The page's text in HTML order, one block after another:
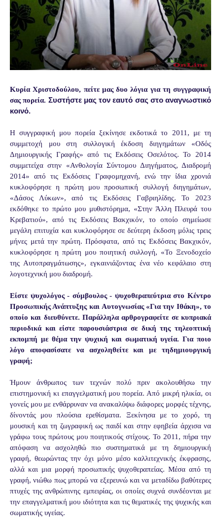
Κυρία Χριστοδούλου, πείτε μας δυο λόγια για τη συγγραφική
σας πορεία. Συστήστε μας τον εαυτό σας στο αναγνωστικό
κοινό.
Η συγγραφική μου πορεία ξεκίνησε εκδοτικά το 2011, με τη
συμμετοχή μου στη συλλογική έκδοση διηγημάτων «Οδός
Δημιουργικής Γραφής» από τις Εκδόσεις Οσελότος. Το 2014
συμμετείχα στην «Ανθολογία Σύντομου Διηγήματος, Διαδρομή
2014» από τις Εκδόσεις Γραφομηχανή, ενώ την ίδια χρονιά
κυκλοφόρησε η πρώτη μου προσωπική συλλογή διηγημάτων,
«Δάσος Λύκων», από τις Εκδόσεις Γαβριηλίδης. Το 2023
εκδόθηκε το πρώτο μου μυθιστόρημα, «Στην Άλλη Πλευρά του
Κρεβατιού», από τις Εκδόσεις Βακχικόν, το οποίο σημείωσε
μεγάλη επιτυχία και κυκλοφόρησε σε δεύτερη έκδοση μόλις τρεις
μήνες μετά την πρώτη. Πρόσφατα, από τις Εκδόσεις Βακχικόν,
κυκλοφόρησε η πρώτη μου ποιητική συλλογή, «Το Ξενοδοχείο
της Αυτοπραγμάτωσης», εγκαινιάζοντας ένα νέο κεφάλαιο στη
λογοτεχνική μου διαδρομή.
Είστε ψυχολόγος - σύμβουλος - ψυχοθεραπεύτρια στο Κέντρο
Προσωπικής Ανάπτυξης και Aυτογνωσίας «Για την Ιθάκη», το
οποίο και διευθύνετε. Παράλληλα αρθρογραφείτε σε κυπριακά
περιοδικά και είστε παρουσιάστρια σε δική της τηλεοπτική
εκπομπή με θέμα την ψυχική και σωματική υγεία. Για ποιο
λόγο αποφασίσατε να ασχοληθείτε και με τηδημιουργική
γραφή;
Ήμουν άνθρωπος των τεχνών πολύ πριν ακολουθήσω την
επιστημονική κι επαγγελματική μου πορεία. Από μικρή ηλικία, οι
γονείς μου με ενθάρρυναν να ανακαλύψω διάφορες μορφές τέχνης,
δίνοντάς μου πλούσια ερεθίσματα. Ξεκίνησα με το χορό, τη
μουσική και τη ζωγραφική ως παιδί και στην εφηβεία άρχισα να
γράφω τους πρώτους μου ποιητικούς στίχους. Το 2011, πήρα την
απόφαση να ασχοληθώ πιο συστηματικά με τη δημιουργική
γραφή, θεωρώντας την όχι μόνο μέσο καλλιτεχνικής έκφρασης,
αλλά και μια μορφή προσωπικής ψυχοθεραπείας. Μέσα από τη
γραφή, νιώθω πως μπορώ να εξερευνώ και να μεταδίδω βαθύτερες
πτυχές της ανθρώπινης εμπειρίας, οι οποίες συχνά συνδέονται με
την επαγγελματική μου ιδιότητα και τις θεματικές της ψυχικής και
σωματικής υγείας.